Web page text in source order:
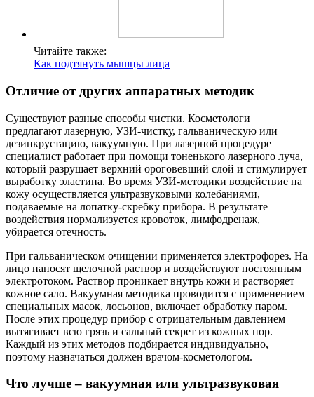
Читайте также:
Как подтянуть мышцы лица
Отличие от других аппаратных методик
Существуют разные способы чистки. Косметологи
предлагают лазерную, УЗИ-чистку, гальваническую или
дезинкрустацию, вакуумную. При лазерной процедуре
специалист работает при помощи тоненького лазерного луча,
который разрушает верхний ороговевший слой и стимулирует
выработку эластина. Во время УЗИ-методики воздействие на
кожу осуществляется ультразвуковыми колебаниями,
подаваемые на лопатку-скребку прибора. В результате
воздействия нормализуется кровоток, лимфодренаж,
убирается отечность.
При гальваническом очищении применяется электрофорез. На
лицо наносят щелочной раствор и воздействуют постоянным
электротоком. Раствор проникает внутрь кожи и растворяет
кожное сало. Вакуумная методика проводится с применением
специальных масок, лосьонов, включает обработку паром.
После этих процедур прибор с отрицательным давлением
вытягивает всю грязь и сальный секрет из кожных пор.
Каждый из этих методов подбирается индивидуально,
поэтому назначаться должен врачом-косметологом.
Что лучше – вакуумная или ультразвуковая